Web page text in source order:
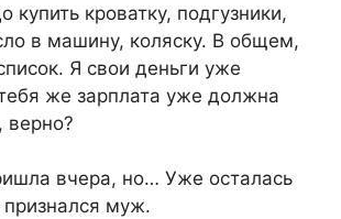
кроватку, подгузники,
в машину, коляску. В общем,
Я свои деньги уже
же зарплата уже должна
верно?
вчера, но… Уже осталась
муж.